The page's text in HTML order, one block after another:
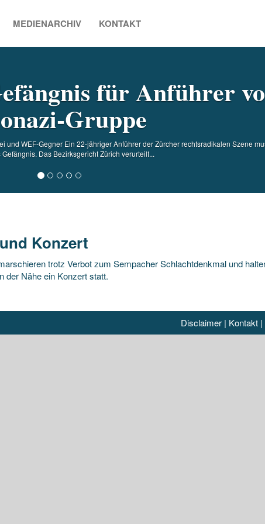
MEDIENARCHIV KONTAKT
für Anführer
Gruppe
und WEF-Gegner Ein 22-jähriger Anführer der Zürcher rechtsradikalen Szene
Das Bezirksgericht Zürich verurteilt...
Konzert
trotz Verbot zum Sempacher Schlachtdenkmal und
der Nähe ein Konzert statt.
Disclaimer| Kontakt|